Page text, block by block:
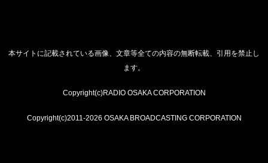
本サイトに記載されている画像、文章等全ての内容の無断転載、引用を禁止し
ます。
Copyright(c)RADIO OSAKA CORPORATION
Copyright(c)2011-2026 OSAKA BROADCASTING CORPORATION